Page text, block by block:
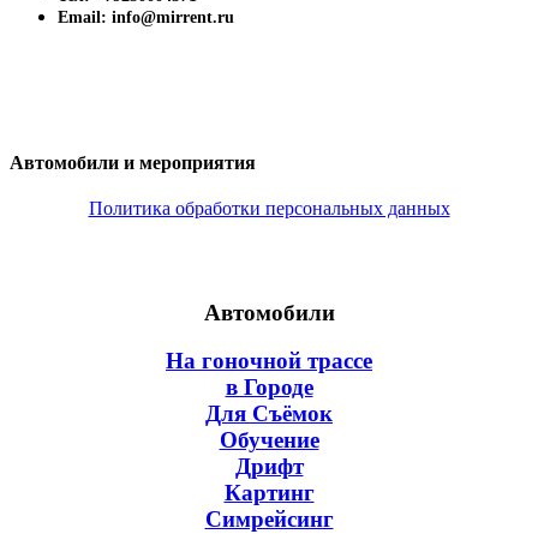
Email: info@mirrent.ru
Автомобили и мероприятия
Политика обработки персональных данных
Автомобили
На гоночной трассе
в Городе
Для Съёмок
Обучение
Дрифт
Картинг
Симрейсинг